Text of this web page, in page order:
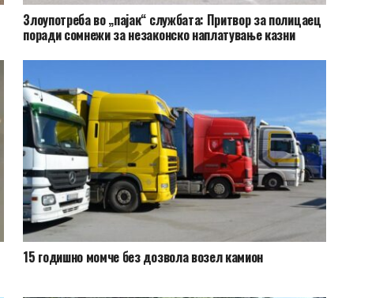
Злоупотреба во „пајак“ службата: Притвор за полицаец
поради сомнежи за незаконско наплатување казни
15 годишно момче без дозвола возел камион